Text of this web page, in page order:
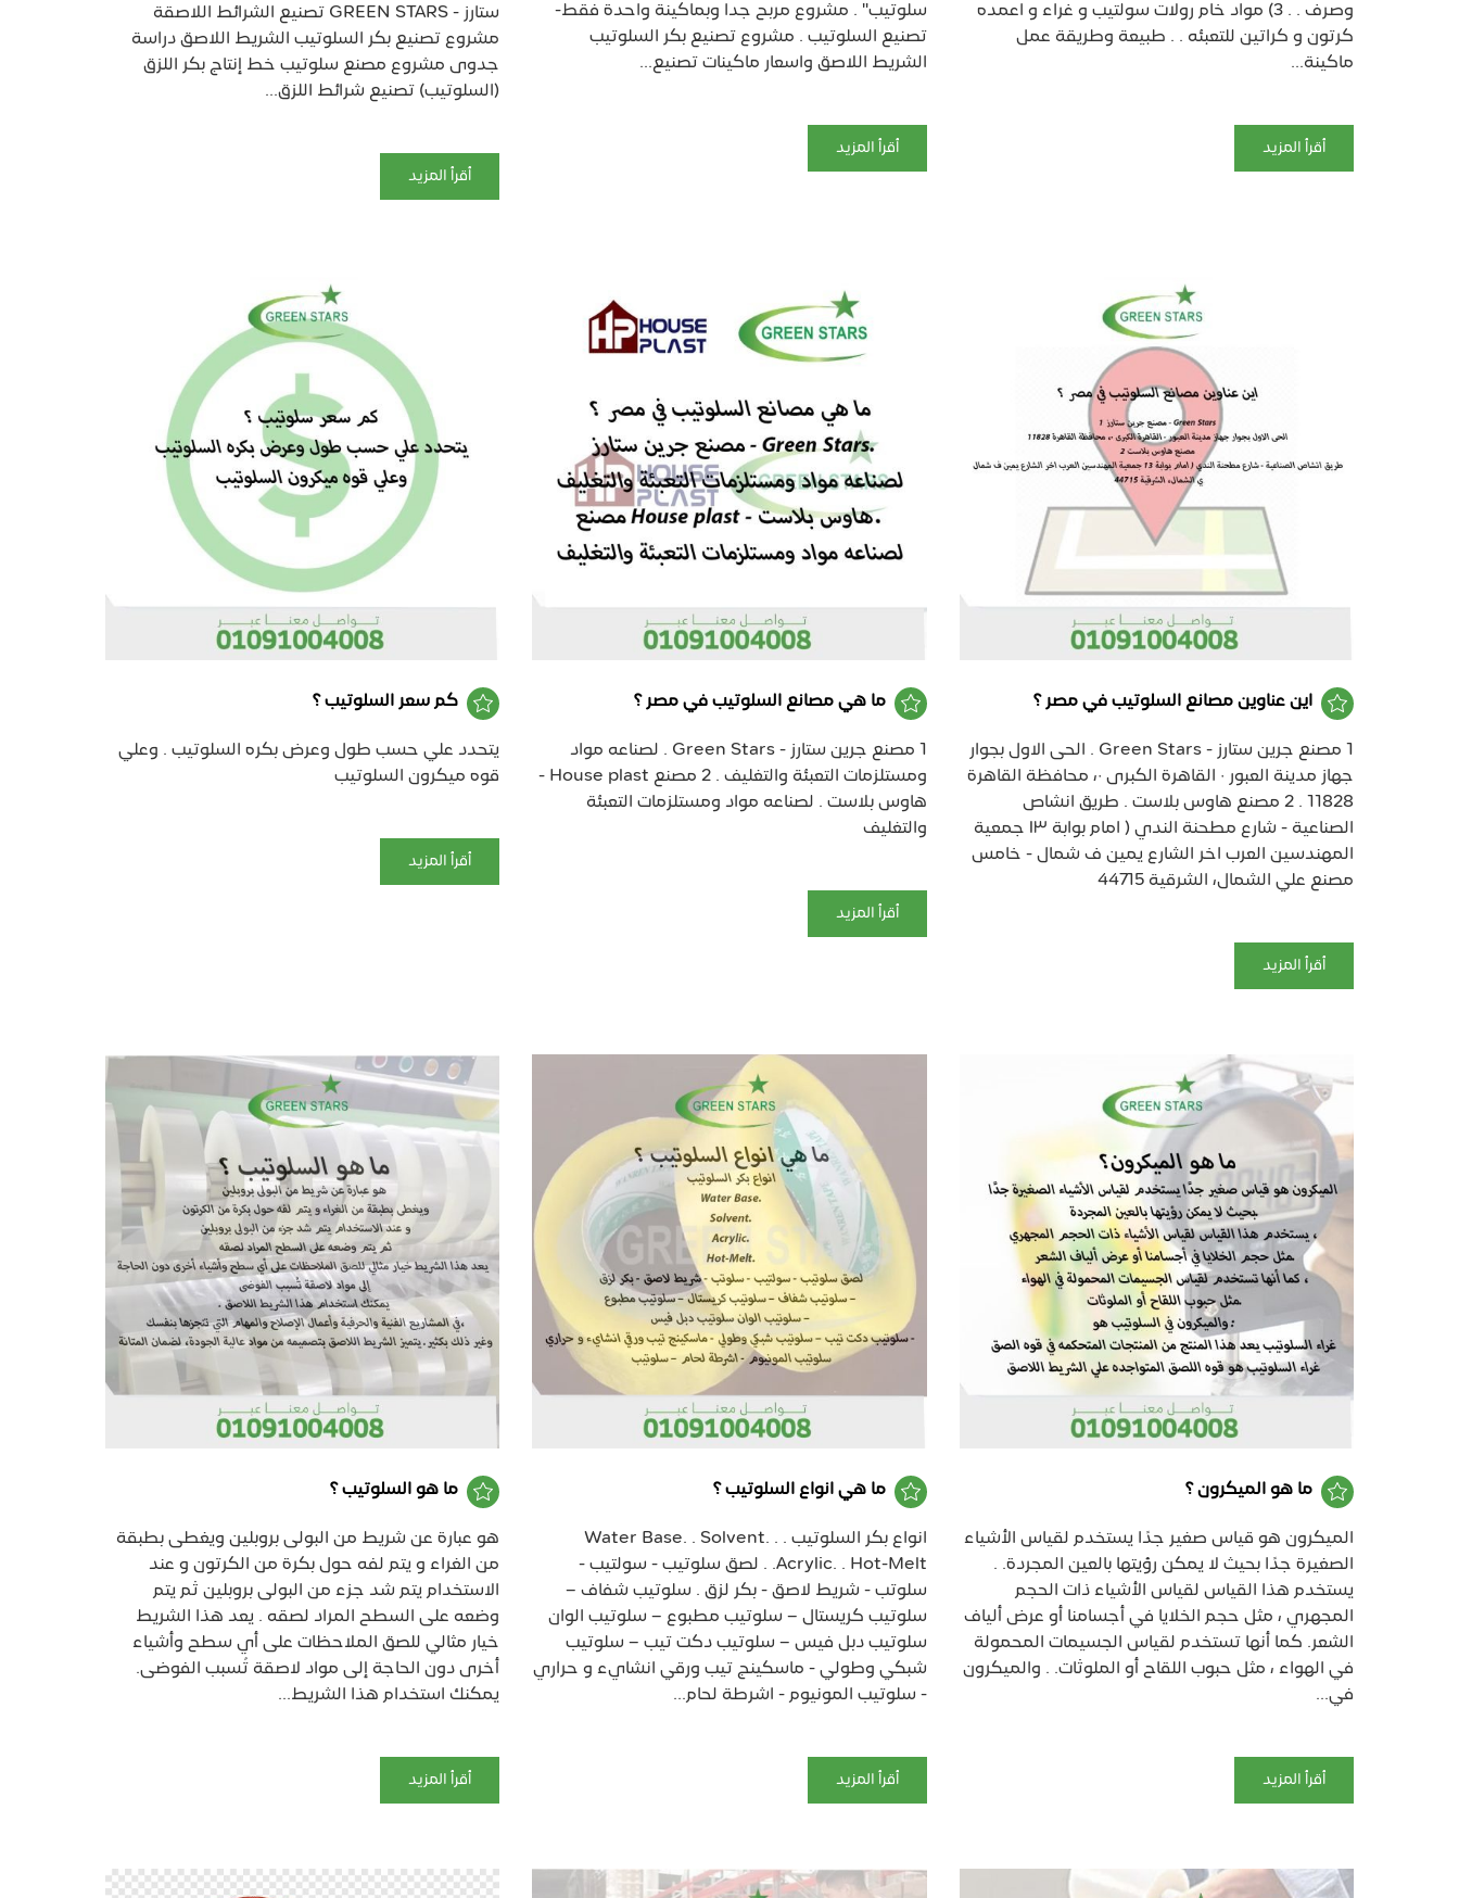
وصرف . . 3) مواد خام رولات سولتيب و غراء و اعمده
كرتون و كراتين للتعبئه . . طبيعة وطريقة عمل
ماكينة...
أقرأ المزيد
سلوتيب" . مشروع مربح جدا وبماكينة واحدة فقط-
تصنيع السلوتيب . مشروع تصنيع بكر السلوتيب
الشريط اللاصق واسعار ماكينات تصنيع...
أقرأ المزيد
ستارز - GREEN STARS تصنيع الشرائط اللاصقة
مشروع تصنيع بكر السلوتيب الشريط اللاصق دراسة
جدوى مشروع مصنع سلوتيب خط إنتاج بكر اللزق
(السلوتيب) تصنيع شرائط اللزق...
أقرأ المزيد
اين عناوين مصانع السلوتيب في مصر ؟
1 مصنع جرين ستارز - Green Stars . الحى الاول بجوار
جهاز مدينة العبور · القاهرة الكبرى ·، محافظة القاهرة‬
11828 . 2 مصنع هاوس بلاست . طريق انشاص
الصناعية - شارع مطحنة الندي ( امام بوابة ١٣ جمعية
المهندسين العرب اخر الشارع يمين ف شمال - خامس
مصنع علي الشمال، الشرقية 44715
أقرأ المزيد
ما هي مصانع السلوتيب في مصر ؟
1 مصنع جرين ستارز - Green Stars . لصناعه مواد
ومستلزمات التعبئة والتغليف . 2 مصنع House plast -
هاوس بلاست . لصناعه مواد ومستلزمات التعبئة
والتغليف
أقرأ المزيد
كم سعر السلوتيب ؟
يتحدد علي حسب طول وعرض بكره السلوتيب . وعلي
قوه ميكرون السلوتيب
أقرأ المزيد
ما هو الميكرون ؟
الميكرون هو قياس صغير جدًا يستخدم لقياس الأشياء
الصغيرة جدًا بحيث لا يمكن رؤيتها بالعين المجردة. .
يستخدم هذا القياس لقياس الأشياء ذات الحجم
المجهري ، مثل حجم الخلايا في أجسامنا أو عرض ألياف
الشعر. كما أنها تستخدم لقياس الجسيمات المحمولة
في الهواء ، مثل حبوب اللقاح أو الملوثات. . والميكرون
في...
أقرأ المزيد
ما هي انواع السلوتيب ؟
انواع بكر السلوتيب . Water Base. . Solvent. .
Acrylic. . Hot-Melt. . لصق سلوتيب - سولتيب -
سلوتب - شريط لاصق - بكر لزق . سلوتيب شفاف –
سلوتيب كريستال – سلوتيب مطبوع – سلوتيب الوان
سلوتيب دبل فيس – سلوتيب دكت تيب – سلوتيب
شبكي وطولي - ماسكينج تيب ورقي انشايء و حراري
- سلوتيب المونيوم - اشرطة لحام...
أقرأ المزيد
ما هو السلوتيب ؟
هو عبارة عن شريط من البولى بروبلين ويغطى بطبقة
من الغراء و يتم لفه حول بكرة من الكرتون و عند
الاستخدام يتم شد جزء من البولى بروبلين ثم يتم
وضعه على السطح المراد لصقه . يعد هذا الشريط
خيار مثالي للصق الملاحظات على أي سطح وأشياء
أخرى دون الحاجة إلى مواد لاصقة تُسبب الفوضى.
يمكنك استخدام هذا الشريط...
أقرأ المزيد